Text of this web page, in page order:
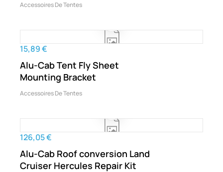
Accessoires De Tentes
15,89 €
Alu-Cab Tent Fly Sheet
Mounting Bracket
Accessoires De Tentes
126,05 €
Alu-Cab Roof conversion Land
Cruiser Hercules Repair Kit